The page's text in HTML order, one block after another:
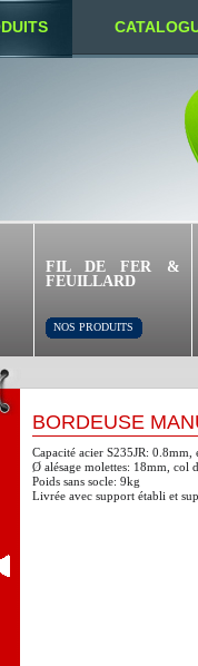
FIL DE FER &
FEUILLARD
NOS PRODUITS
BORDEUSE
Capacité acier S235JR:
Ø alésage molettes: 18mm, col
Poids sans socle: 9kg
Livrée avec support établi et